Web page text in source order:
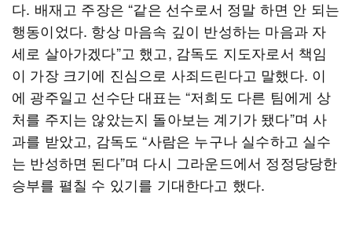
다. 배재고 주장은 “같은 선수로서 정말 하면 안 되는
행동이었다. 항상 마음속 깊이 반성하는 마음과 자
세로 살아가겠다”고 했고, 감독도 지도자로서 책임
이 가장 크기에 진심으로 사죄드린다고 말했다. 이
에 광주일고 선수단 대표는 “저희도 다른 팀에게 상
처를 주지는 않았는지 돌아보는 계기가 됐다”며 사
과를 받았고, 감독도 “사람은 누구나 실수하고 실수
는 반성하면 된다”며 다시 그라운드에서 정정당당한
승부를 펼칠 수 있기를 기대한다고 했다.